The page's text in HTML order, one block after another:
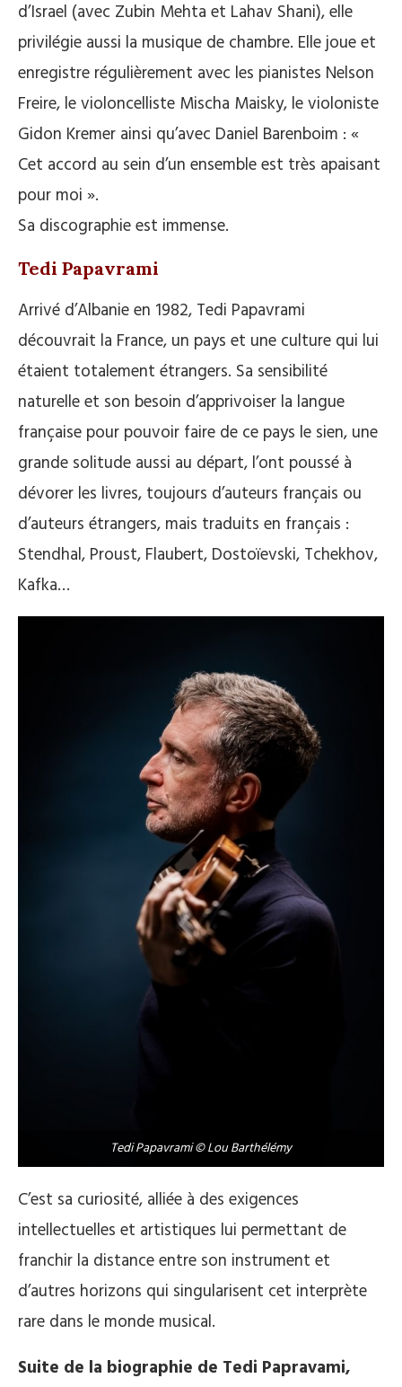
d’Israel (avec Zubin Mehta et Lahav Shani), elle
privilégie aussi la musique de chambre. Elle joue et
enregistre régulièrement avec les pianistes Nelson
Freire, le violoncelliste Mischa Maisky, le violoniste
Gidon Kremer ainsi qu’avec Daniel Barenboim : «
Cet accord au sein d’un ensemble est très apaisant
pour moi ».
Sa discographie est immense.
Tedi Papavrami
Arrivé d’Albanie en 1982, Tedi Papavrami
découvrait la France, un pays et une culture qui lui
étaient totalement étrangers. Sa sensibilité
naturelle et son besoin d’apprivoiser la langue
française pour pouvoir faire de ce pays le sien, une
grande solitude aussi au départ, l’ont poussé à
dévorer les livres, toujours d’auteurs français ou
d’auteurs étrangers, mais traduits en français :
Stendhal, Proust, Flaubert, Dostoïevski, Tchekhov,
Kafka…
Tedi Papavrami © Lou Barthélémy
C’est sa curiosité, alliée à des exigences
intellectuelles et artistiques lui permettant de
franchir la distance entre son instrument et
d’autres horizons qui singularisent cet interprète
rare dans le monde musical.
Suite de la biographie de Tedi Papravami,